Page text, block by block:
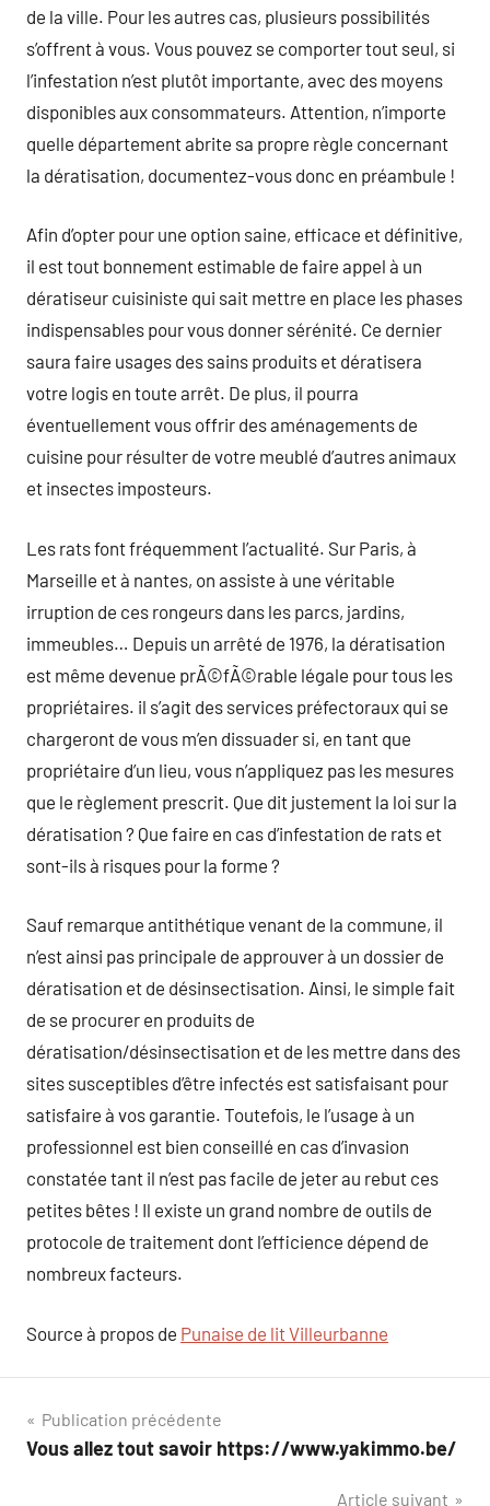
de la ville. Pour les autres cas, plusieurs possibilités
s’offrent à vous. Vous pouvez se comporter tout seul, si
l’infestation n’est plutôt importante, avec des moyens
disponibles aux consommateurs. Attention, n’importe
quelle département abrite sa propre règle concernant
la dératisation, documentez-vous donc en préambule !
Afin d’opter pour une option saine, efficace et définitive,
il est tout bonnement estimable de faire appel à un
dératiseur cuisiniste qui sait mettre en place les phases
indispensables pour vous donner sérénité. Ce dernier
saura faire usages des sains produits et dératisera
votre logis en toute arrêt. De plus, il pourra
éventuellement vous offrir des aménagements de
cuisine pour résulter de votre meublé d’autres animaux
et insectes imposteurs.
Les rats font fréquemment l’actualité. Sur Paris, à
Marseille et à nantes, on assiste à une véritable
irruption de ces rongeurs dans les parcs, jardins,
immeubles… Depuis un arrêté de 1976, la dératisation
est même devenue prÃ©fÃ©rable légale pour tous les
propriétaires. il s’agit des services préfectoraux qui se
chargeront de vous m’en dissuader si, en tant que
propriétaire d’un lieu, vous n’appliquez pas les mesures
que le règlement prescrit. Que dit justement la loi sur la
dératisation ? Que faire en cas d’infestation de rats et
sont-ils à risques pour la forme ?
Sauf remarque antithétique venant de la commune, il
n’est ainsi pas principale de approuver à un dossier de
dératisation et de désinsectisation. Ainsi, le simple fait
de se procurer en produits de
dératisation/désinsectisation et de les mettre dans des
sites susceptibles d’être infectés est satisfaisant pour
satisfaire à vos garantie. Toutefois, le l’usage à un
professionnel est bien conseillé en cas d’invasion
constatée tant il n’est pas facile de jeter au rebut ces
petites bêtes ! Il existe un grand nombre de outils de
protocole de traitement dont l’efficience dépend de
nombreux facteurs.
Source à propos de Punaise de lit Villeurbanne
Navigation
de
Publication précédente
Vous allez tout savoir https://www.yakimmo.be/
Article suivant